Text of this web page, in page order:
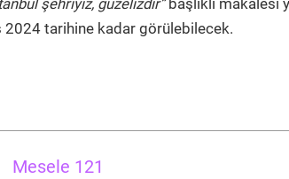
şehriyiz, güzelizdir”başlıklı makalesi
2024 tarihine kadar görülebilecek.
Mesele 121